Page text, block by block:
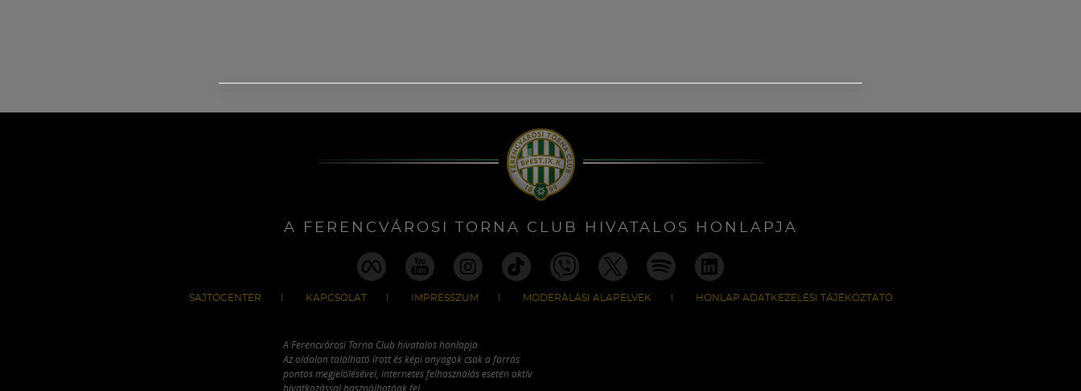
A FERENCVÁROSI TORNA CLUB HIVATALOS HONLAPJA
SAJTÓCENTER KAPCSOLAT IMPRESSZUM MODERÁLÁSI ALAPELVEK HONLAP ADATKEZELÉSI TÁJÉKOZTATÓ
A Ferencvárosi Torna Club hivatalos honlapja
Az oldalon található írott és képi anyagok csak a forrás
pontos megjelölésével, internetes felhasználás esetén aktív
hivatkozással használhatóak fel.